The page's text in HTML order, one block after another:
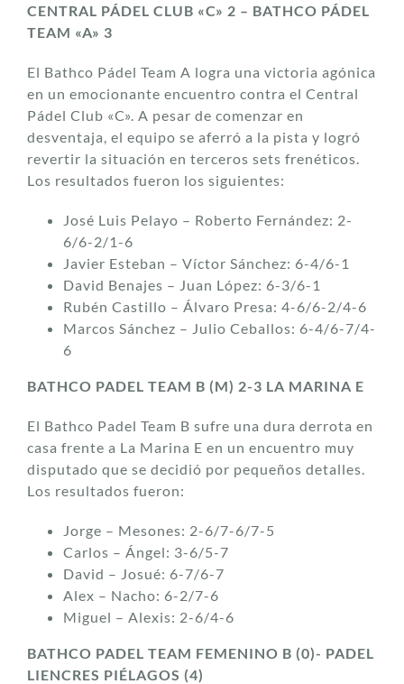
CENTRAL PÁDEL CLUB «C» 2 – BATHCO PÁDEL
TEAM «A» 3
El Bathco Pádel Team A logra una victoria agónica
en un emocionante encuentro contra el Central
Pádel Club «C». A pesar de comenzar en
desventaja, el equipo se aferró a la pista y logró
revertir la situación en terceros sets frenéticos.
Los resultados fueron los siguientes:
José Luis Pelayo – Roberto Fernández: 2-
6/6-2/1-6
Javier Esteban – Víctor Sánchez: 6-4/6-1
David Benajes – Juan López: 6-3/6-1
Rubén Castillo – Álvaro Presa: 4-6/6-2/4-6
Marcos Sánchez – Julio Ceballos: 6-4/6-7/4-
6
BATHCO PADEL TEAM B (M) 2-3 LA MARINA E
El Bathco Padel Team B sufre una dura derrota en
casa frente a La Marina E en un encuentro muy
disputado que se decidió por pequeños detalles.
Los resultados fueron:
Jorge – Mesones: 2-6/7-6/7-5
Carlos – Ángel: 3-6/5-7
David – Josué: 6-7/6-7
Alex – Nacho: 6-2/7-6
Miguel – Alexis: 2-6/4-6
BATHCO PADEL TEAM FEMENINO B (0)- PADEL
LIENCRES PIÉLAGOS (4)